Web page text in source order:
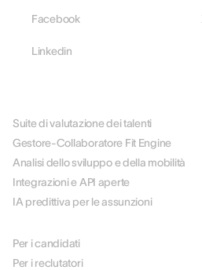
Facebook
Linkedin
Suite di valutazione dei talenti
Gestore-Collaboratore Fit Engine
Analisi dello sviluppo e della mobilità
Integrazioni e API aperte
IA predittiva per le assunzioni
Per i candidati
Per i reclutatori